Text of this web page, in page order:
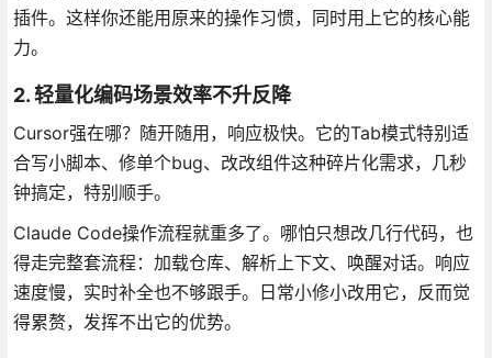
插件。这样你还能用原来的操作习惯，同时用上它的核心能
力。
2. 轻量化编码场景效率不升反降
Cursor强在哪？随开随用，响应极快。它的Tab模式特别适
合写小脚本、修单个bug、改改组件这种碎片化需求，几秒
钟搞定，特别顺手。
Claude Code操作流程就重多了。哪怕只想改几行代码，也
得走完整套流程：加载仓库、解析上下文、唤醒对话。响应
速度慢，实时补全也不够跟手。日常小修小改用它，反而觉
得累赘，发挥不出它的优势。